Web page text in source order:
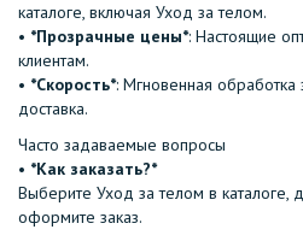
каталоге, включая Уход за телом.
•⁠ ⁠ *Прозрачные цены*: Настоящие
клиентам.
•⁠ ⁠ *Скорость*: Мгновенная обработка
доставка.
Часто задаваемые вопросы
•⁠ ⁠*Как заказать?*
Выберите Уход за телом в каталоге,
оформите заказ.